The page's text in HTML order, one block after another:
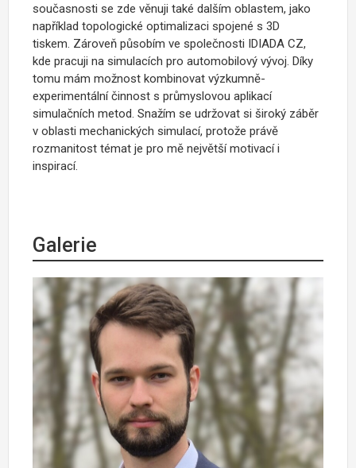
současnosti se zde věnuji také dalším oblastem, jako
například topologické optimalizaci spojené s 3D
tiskem. Zároveň působím ve společnosti IDIADA CZ,
kde pracuji na simulacích pro automobilový vývoj. Díky
tomu mám možnost kombinovat výzkumně-
experimentální činnost s průmyslovou aplikací
simulačních metod. Snažím se udržovat si široký záběr
v oblasti mechanických simulací, protože právě
rozmanitost témat je pro mě největší motivací i
inspirací.
Galerie